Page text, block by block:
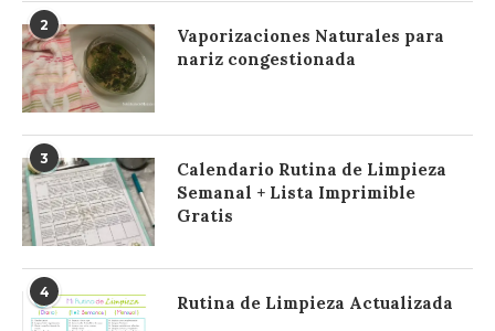
2
Vaporizaciones Naturales para
nariz congestionada
3
Calendario Rutina de Limpieza
Semanal + Lista Imprimible
Gratis
4
Rutina de Limpieza Actualizada